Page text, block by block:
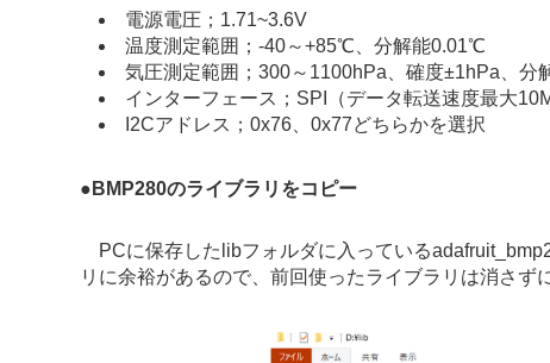
電源電圧；1.71~3.6V
温度測定範囲；-40～+85℃、分解能0.01℃
気圧測定範囲；300～1100hPa、確度±1hPa、分
インターフェース；SPI（データ転送速度最大
I2Cアドレス；0x76、0x77どちらかを選択
● BMP280のライブラリをコピー
PCに保存したlibフォルダに入っている
リに余裕があるので、前回使ったライブラリは消さず